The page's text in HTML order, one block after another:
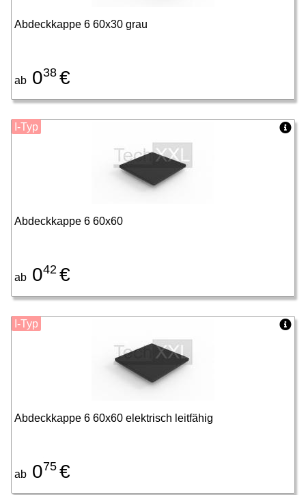
Abdeckkappe 6 60x30 grau
ab 038 €
Abdeckkappe 6 60x60
ab 042 €
I-Typ
Abdeckkappe 6 60x60 elektrisch leitfähig
ab 075 €
I-Typ